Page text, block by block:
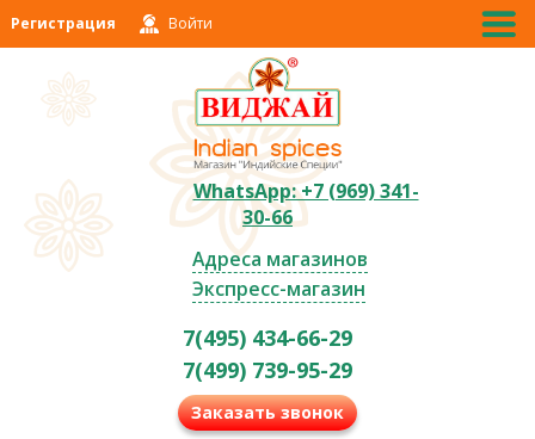
Регистрация Войти
WhatsApp: +7 (969) 341-
30-66
Адреса магазинов
Экспресс-магазин
7(495) 434-66-29
7(499) 739-95-29
Заказать звонок